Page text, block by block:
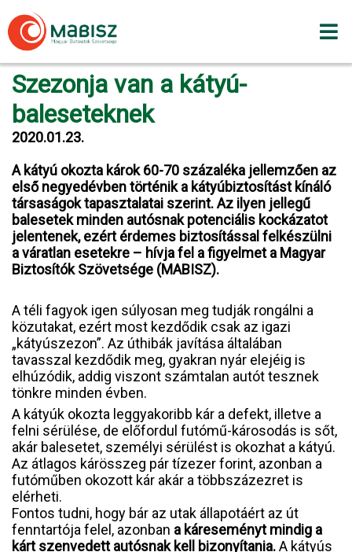
to
content
Szezonja van a kátyú-
baleseteknek
2020.01.23.
A kátyú okozta károk 60-70 százaléka jellemzően az
első negyedévben történik a kátyúbiztosítást kínáló
társaságok tapasztalatai szerint. Az ilyen jellegű
balesetek minden autósnak potenciális kockázatot
jelentenek, ezért érdemes biztosítással felkészülni
a váratlan esetekre – hívja fel a figyelmet a Magyar
Biztosítók Szövetsége (MABISZ).
A téli fagyok igen súlyosan meg tudják rongálni a
közutakat, ezért most kezdődik csak az igazi
„kátyúszezon”. Az úthibák javítása általában
tavasszal kezdődik meg, gyakran nyár elejéig is
elhúzódik, addig viszont számtalan autót tesznek
tönkre minden évben.
A kátyúk okozta leggyakoribb kár a defekt, illetve a
felni sérülése, de előfordul futómű-károsodás is sőt,
akár balesetet, személyi sérülést is okozhat a kátyú.
Az átlagos kárösszeg pár tízezer forint, azonban a
futóműben okozott kár akár a többszázezret is
elérheti.
Fontos tudni, hogy bár az utak állapotáért az út
fenntartója felel, azonban a káreseményt mindig a
kárt szenvedett autósnak kell bizonyítania.A kátyús